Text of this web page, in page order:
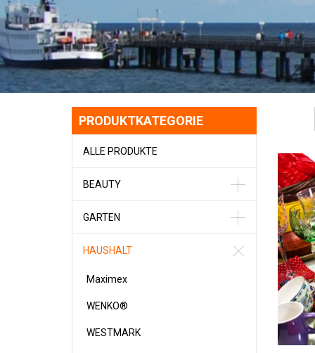
PRODUKTKATEGORIE
ALLE PRODUKTE
BEAUTY
GARTEN
HAUSHALT
Maximex
WENKO®
WESTMARK